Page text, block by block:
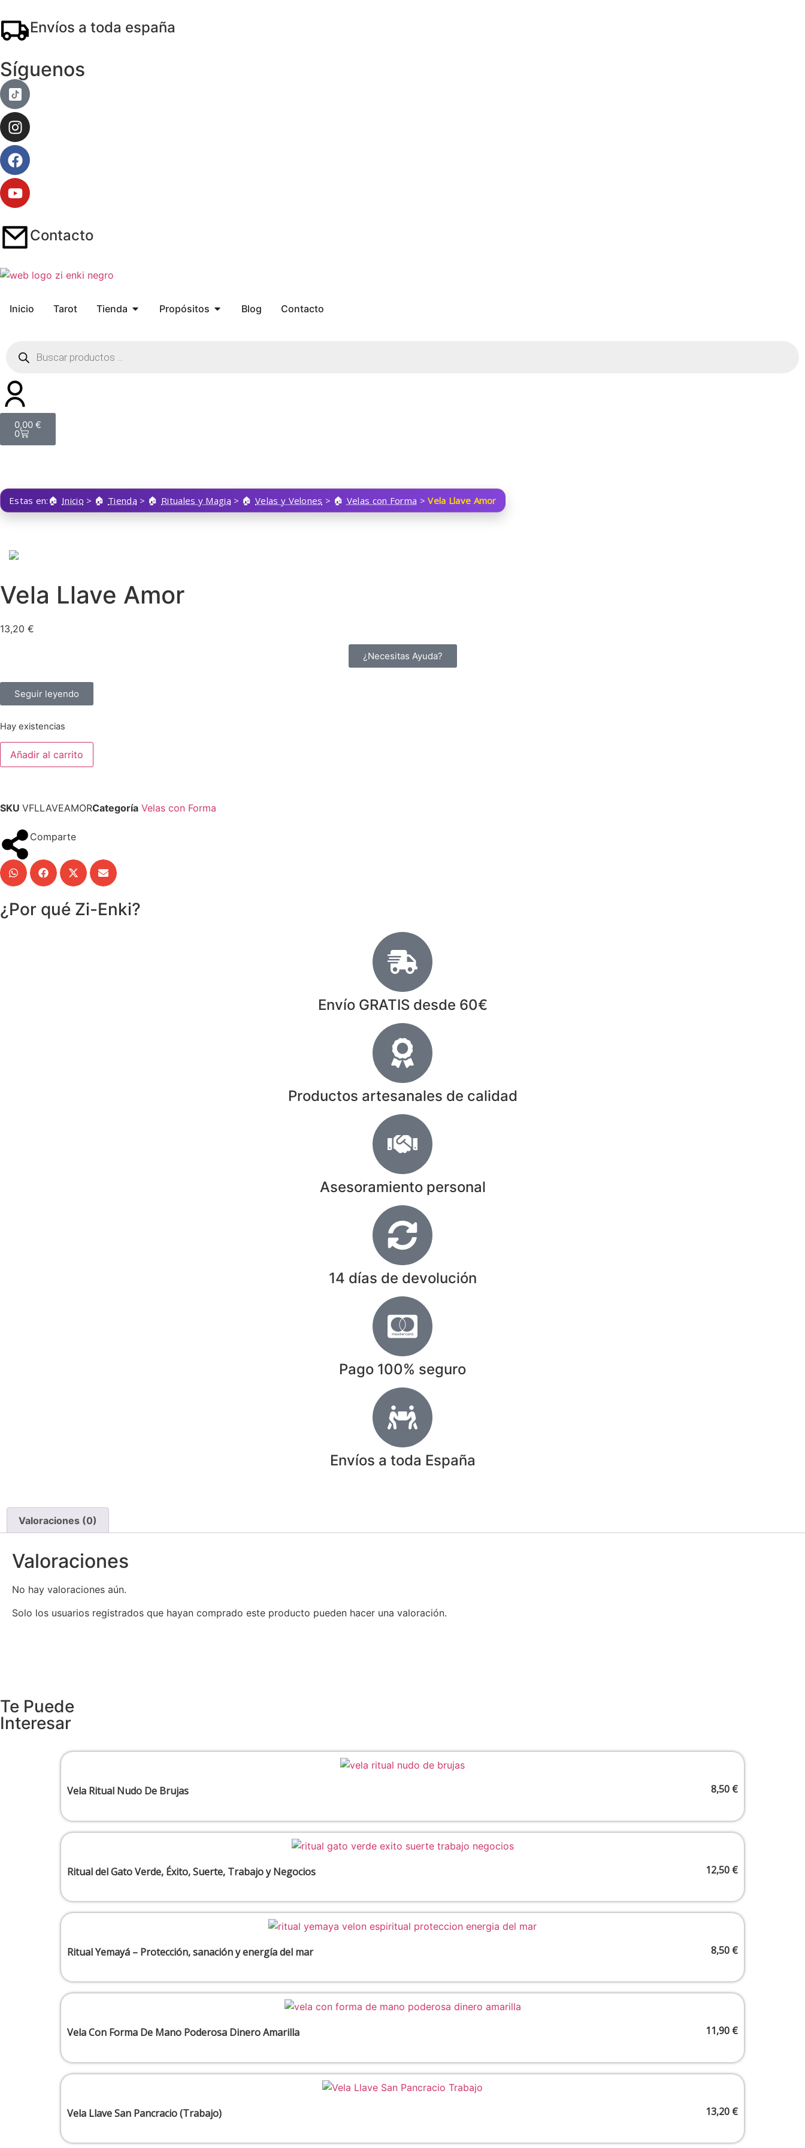
Envíos a toda españa
Síguenos
Contacto
Inicio Tarot Tienda Propósitos Blog Contacto
0,00 €
0
Estas en: Inicio > Tienda > Rituales y Magia > Velas y Velones > Velas con Forma >Vela Llave Amor
Vela Llave Amor
13,20 €
¿Necesitas Ayuda?
Seguir leyendo
Hay existencias
Añadir al carrito
SKU VFLLAVEAMORCategoría Velas con Forma
Comparte
¿Por qué Zi-Enki?
Envío GRATIS desde 60€
Productos artesanales de calidad
Asesoramiento personal
14 días de devolución
Pago 100% seguro
Envíos a toda España
Valoraciones (0)
Valoraciones
No hay valoraciones aún.
Solo los usuarios registrados que hayan comprado este producto pueden hacer una valoración.
Te Puede
Interesar
Vela Ritual Nudo De Brujas 8,50 €
Ritual del Gato Verde, Éxito, Suerte, Trabajo y Negocios 12,50 €
Ritual Yemayá – Protección, sanación y energía del mar 8,50 €
Vela Con Forma De Mano Poderosa Dinero Amarilla 11,90 €
Vela Llave San Pancracio (Trabajo) 13,20 €